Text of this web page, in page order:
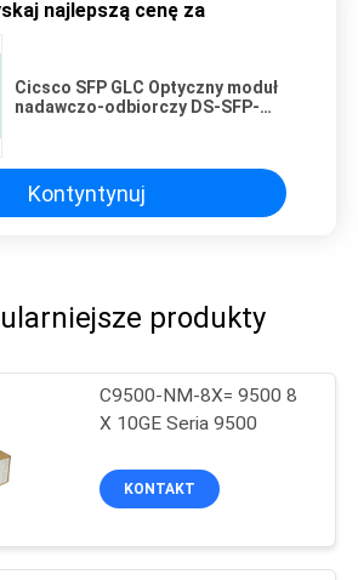
najlepszą cenę za
Cicsco SFP GLC Optyczny moduł
nadawczo-odbiorczy DS-SFP-
Kontyntynuj
produkty
C9500-NM-8X= 9500 8
X 10GE Seria 9500
KONTAKT